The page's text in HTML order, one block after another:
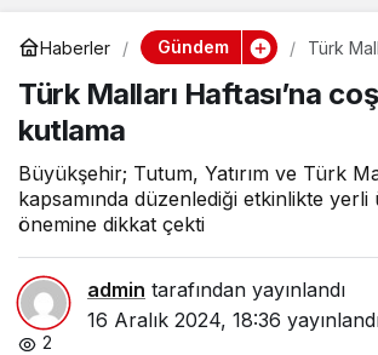
Haberler Gündem
Türk
Türk Malları Haftası’na
kutlama
Büyükşehir; Tutum, Yatırım ve Türk
kapsamında düzenlediği etkinlikte yerli
önemine dikkat çekti
admin tarafından yayınlandı
16 Aralık 2024, 18:36
2